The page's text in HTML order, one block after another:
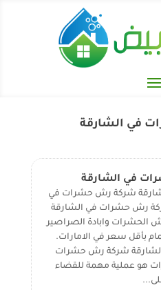
في الشارقة
في الشارقة
شركة رش حشرات في
رش حشرات في الشارقة
وابادة الصراصير
بأقل سعر في الامارات.
شركة رش حشرات
هو عملية مهمة للقضاء